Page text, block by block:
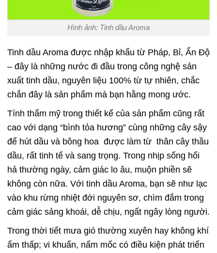
Hình ảnh: Tinh dầu Aroma
Tinh dầu Aroma được nhập khẩu từ Pháp, Bỉ, Ấn Độ
– đây là những nước đi đầu trong công nghệ sản
xuất tinh dầu, nguyên liệu 100% từ tự nhiên, chắc
chắn đây là sản phẩm mà bạn hằng mong ước.
Tính thẩm mỹ trong thiết kế của sản phẩm cũng rất
cao với dạng “bình tỏa hương” cùng những cây sậy
để hút dầu và bông hoa được làm từ thân cây thầu
dầu, rất tinh tế và sang trọng. Trong nhịp sống hối
hả thường ngày, cảm giác lo âu, muộn phiền sẽ
không còn nữa. Với tinh dầu Aroma, bạn sẽ như lạc
vào khu rừng nhiệt đới nguyên sơ, chìm đắm trong
cảm giác sảng khoái, dễ chịu, ngất ngây lòng người.
Trong thời tiết mưa gió thường xuyên hay không khí
ẩm thấp; vi khuẩn, nấm mốc có điều kiện phát triển